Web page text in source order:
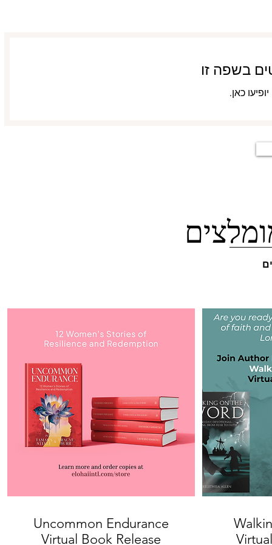
בשפה זו
כאן.
Uncommon Endurance
Virtual Book Release